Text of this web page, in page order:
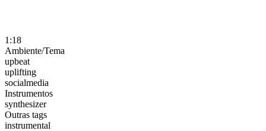
1:18
Ambiente/Tema
upbeat
uplifting
socialmedia
Instrumentos
synthesizer
Outras tags
instrumental